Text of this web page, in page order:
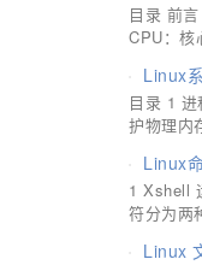
目录 前
CPU：核
Linux
目录 1
护物理内
Linux
1 Xshell
符分为两
Linux